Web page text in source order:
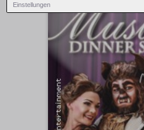
Einstellungen